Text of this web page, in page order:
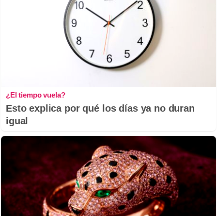
¿El tiempo vuela?
Esto explica por qué los días ya no duran
igual